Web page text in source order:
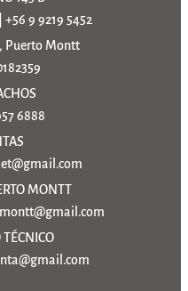
+56 9 9219 5452
Puerto Montt
6888
MONTT
TÉCNICO